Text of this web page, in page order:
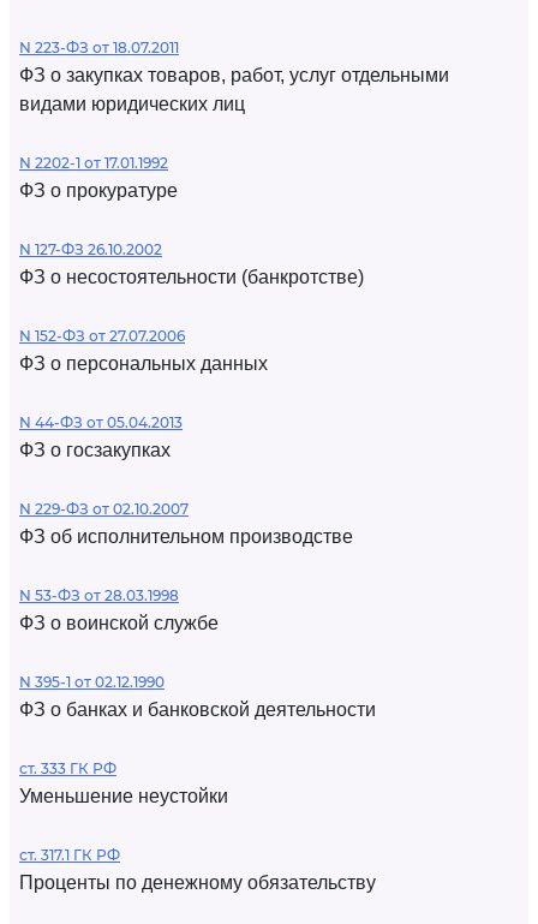
N 223-ФЗ от 18.07.2011
ФЗ о закупках товаров, работ, услуг отдельными
видами юридических лиц
N 2202-1 от 17.01.1992
ФЗ о прокуратуре
N 127-ФЗ 26.10.2002
ФЗ о несостоятельности (банкротстве)
N 152-ФЗ от 27.07.2006
ФЗ о персональных данных
N 44-ФЗ от 05.04.2013
ФЗ о госзакупках
N 229-ФЗ от 02.10.2007
ФЗ об исполнительном производстве
N 53-ФЗ от 28.03.1998
ФЗ о воинской службе
N 395-1 от 02.12.1990
ФЗ о банках и банковской деятельности
ст. 333 ГК РФ
Уменьшение неустойки
ст. 317.1 ГК РФ
Проценты по денежному обязательству